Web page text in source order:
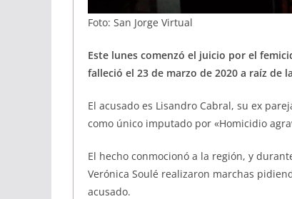
Foto: San Jorge Virtual
Este lunes comenzó el juicio por el
falleció el 23 de marzo de 2020 a raíz de
El acusado es Lisandro Cabral, su ex
como único imputado por «Homicidio
El hecho conmocionó a la región, y
Verónica Soulé realizaron marchas
acusado.